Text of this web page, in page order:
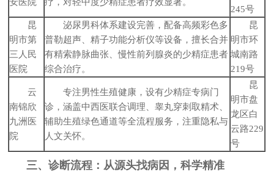
245号
昆
明市第
三人民
医院
泌尿男科体系建设完善，配备高频彩色多
普勒超声、精子功能分析仪等设备，擅长合并
有精索静脉曲张、慢性前列腺炎的少精症患者
综合治疗。
昆
明市环
城南路
219号
云
南锦欣
九洲医
院
专注男性生殖健康，设有少精症专病门
诊，涵盖中西医联合调理、睾丸穿刺取精术、
辅助生殖绿色通道等全流程服务，注重隐私与
人文关怀。
昆
明市盘
龙区白
云路229
号
三、诊断流程：从源头找病因，科学精准